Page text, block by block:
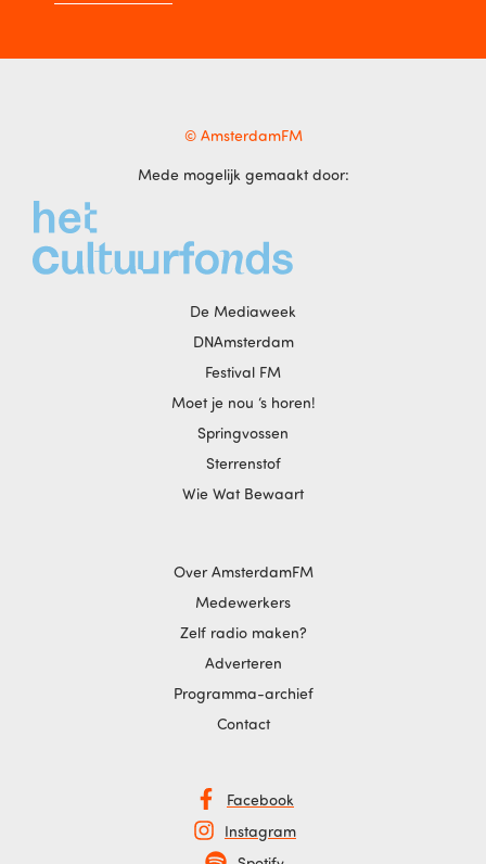
© AmsterdamFM
Mede mogelijk gemaakt door:
De Mediaweek
DNAmsterdam
Festival FM
Moet je nou ‘s horen!
Springvossen
Sterrenstof
Wie Wat Bewaart
Over AmsterdamFM
Medewerkers
Zelf radio maken?
Adverteren
Programma-archief
Contact
Facebook
Instagram